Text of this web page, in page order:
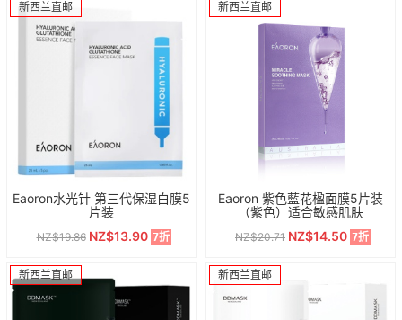
新西兰直邮
Eaoron水光针 第三代保湿白膜5
片装
NZ$19.86NZ$13.90 7折
新西兰直邮
Eaoron 紫色藍花楹面膜5片装
（紫色）适合敏感肌肤
NZ$20.71 NZ$14.50 7折
新西兰直邮 新西兰直邮